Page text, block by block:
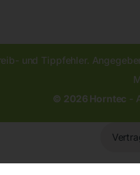
und Tippfehler.
© 2026 Horntec -